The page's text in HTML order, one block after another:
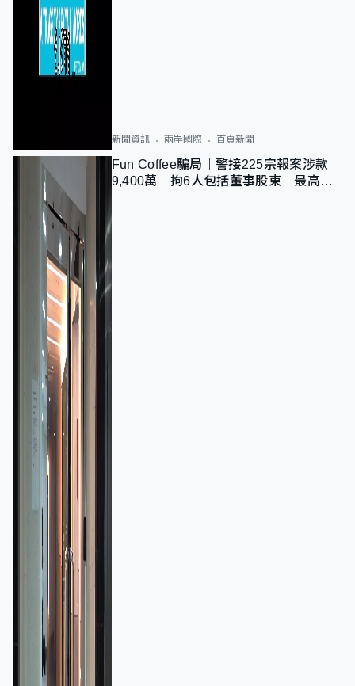
新聞資訊 兩岸國際 首頁新聞
Fun Coffee騙局｜警接225宗報案涉款
9,400萬 拘6人包括董事股東 最高金